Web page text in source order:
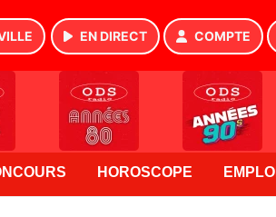
EN DIRECT COMPTE
HOROSCOPE EMPLOI